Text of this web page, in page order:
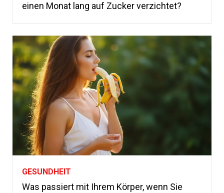
einen Monat lang auf Zucker verzichtet?
GESUNDHEIT
Was passiert mit Ihrem Körper, wenn Sie